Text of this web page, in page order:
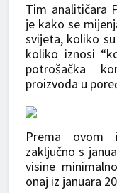
Tim analitičara
je kako se
svijeta, koliko
koliko iznosi
potrošačka
proizvoda u
Prema ovom
zaključno s
visine
onaj iz januara